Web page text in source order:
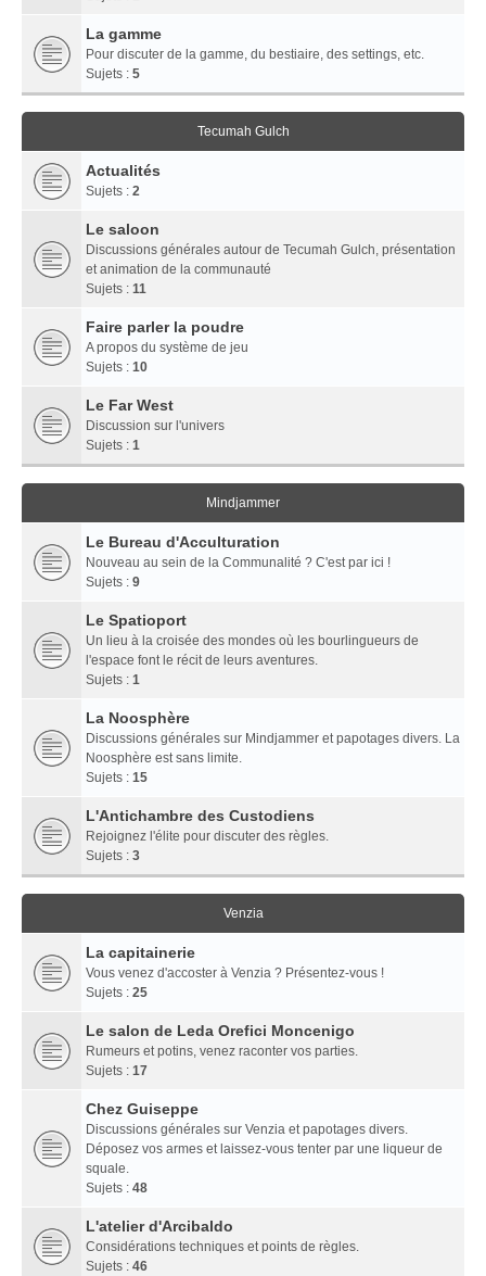
La gamme
Pour discuter de la gamme, du bestiaire, des settings, etc.
Sujets : 5
Tecumah Gulch
Actualités
Sujets : 2
Le saloon
Discussions générales autour de Tecumah Gulch, présentation
et animation de la communauté
Sujets : 11
Faire parler la poudre
A propos du système de jeu
Sujets : 10
Le Far West
Discussion sur l'univers
Sujets : 1
Mindjammer
Le Bureau d'Acculturation
Nouveau au sein de la Communalité ? C'est par ici !
Sujets : 9
Le Spatioport
Un lieu à la croisée des mondes où les bourlingueurs de
l'espace font le récit de leurs aventures.
Sujets : 1
La Noosphère
Discussions générales sur Mindjammer et papotages divers. La
Noosphère est sans limite.
Sujets : 15
L'Antichambre des Custodiens
Rejoignez l'élite pour discuter des règles.
Sujets : 3
Venzia
La capitainerie
Vous venez d'accoster à Venzia ? Présentez-vous !
Sujets : 25
Le salon de Leda Orefici Moncenigo
Rumeurs et potins, venez raconter vos parties.
Sujets : 17
Chez Guiseppe
Discussions générales sur Venzia et papotages divers.
Déposez vos armes et laissez-vous tenter par une liqueur de
squale.
Sujets : 48
L'atelier d'Arcibaldo
Considérations techniques et points de règles.
Sujets : 46